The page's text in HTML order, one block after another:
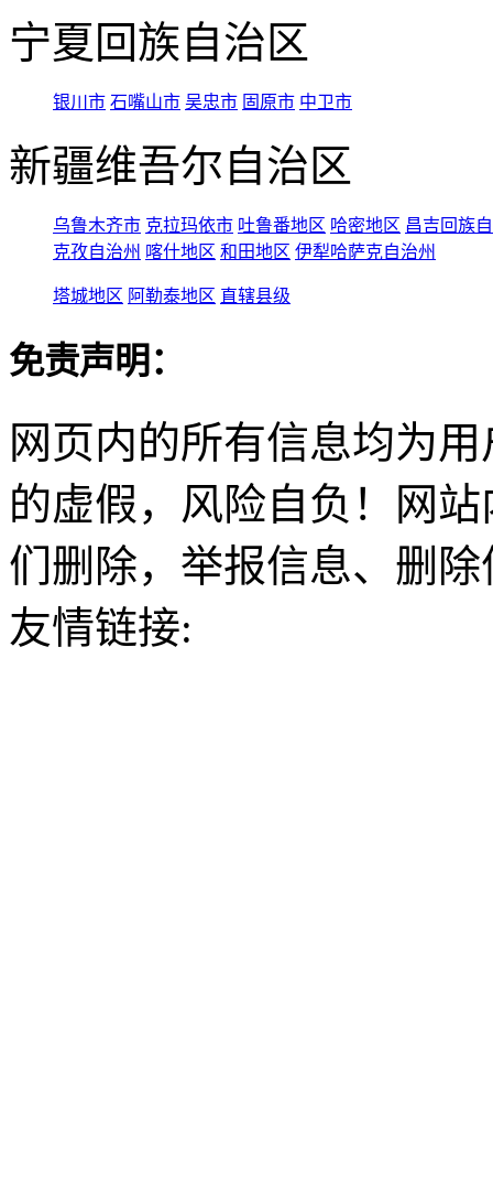
宁夏回族自治区
银川市 石嘴山市 吴忠市 固原市 中卫市
新疆维吾尔自治区
乌鲁木齐市 克拉玛依市 吐鲁番地区 哈密地区 昌吉回族
克孜自治州 喀什地区 和田地区 伊犁哈萨克自治州
塔城地区 阿勒泰地区 直辖县级
免责声明：
网页内的所有信息均为
的虚假，风险自负！网
们删除，举报信息、删
友情链接: